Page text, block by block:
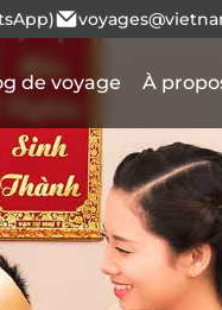
de voyage À